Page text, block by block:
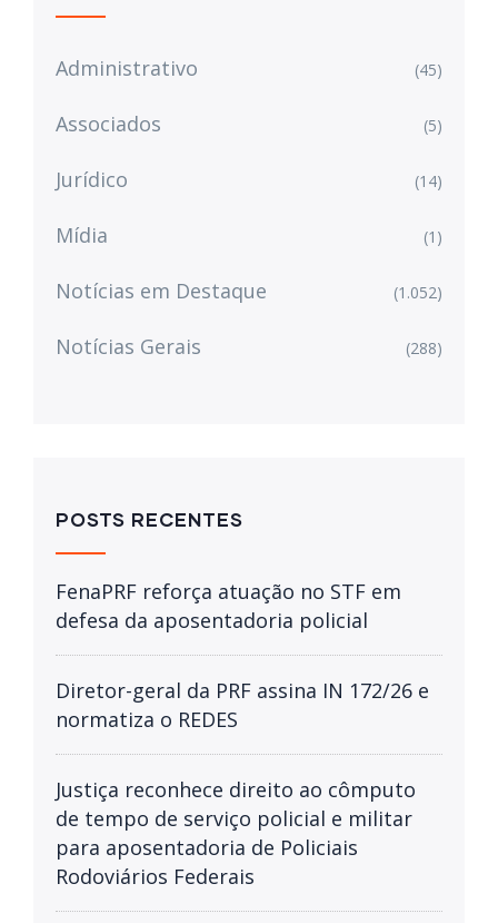
Administrativo (45)
Associados (5)
Jurídico (14)
Mídia (1)
Notícias em Destaque (1.052)
Notícias Gerais (288)
POSTS RECENTES
FenaPRF reforça atuação no STF em
defesa da aposentadoria policial
Diretor-geral da PRF assina IN 172/26 e
normatiza o REDES
Justiça reconhece direito ao cômputo
de tempo de serviço policial e militar
para aposentadoria de Policiais
Rodoviários Federais